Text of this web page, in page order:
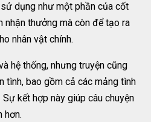
dụng như một phần của cốt
nhận thưởng mà còn để tạo ra
nhân vật chính.
hệ thống, nhưng truyện cũng
tình, bao gồm cả các mảng tình
kết hợp này giúp câu chuyện
hơn.